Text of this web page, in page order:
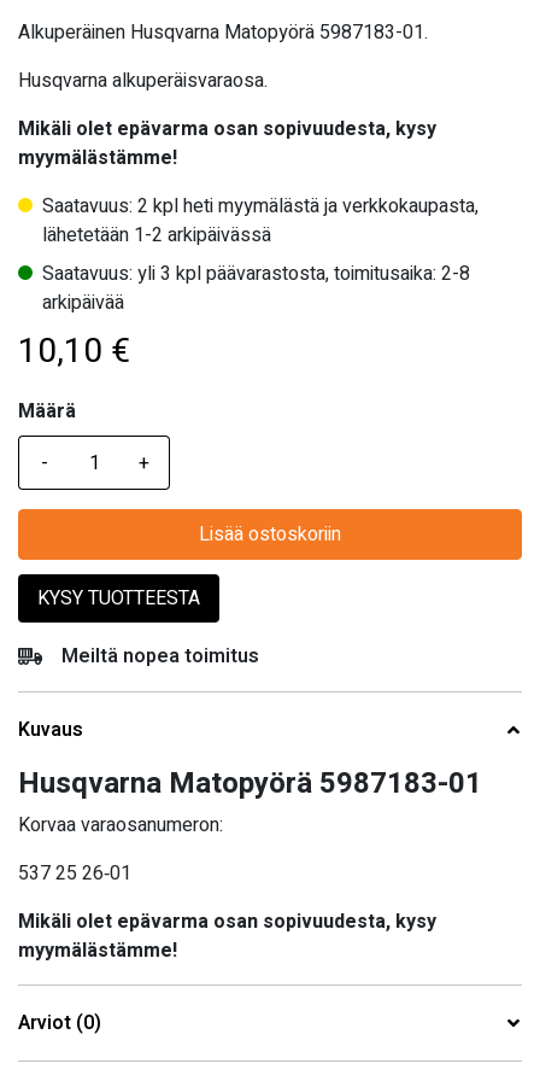
Alkuperäinen Husqvarna Matopyörä 5987183-01.
Husqvarna alkuperäisvaraosa.
Mikäli olet epävarma osan sopivuudesta, kysy
myymälästämme!
Saatavuus: 2 kpl heti myymälästä ja verkkokaupasta,
lähetetään 1-2 arkipäivässä
Saatavuus: yli 3 kpl päävarastosta, toimitusaika: 2-8
arkipäivää
10,10 €
Määrä
Määrä
Lisää ostoskoriin
KYSY TUOTTEESTA
Meiltä nopea toimitus
Kuvaus
Husqvarna Matopyörä 5987183-01
Korvaa varaosanumeron:
537 25 26‑01
Mikäli olet epävarma osan sopivuudesta, kysy
myymälästämme!
Arviot (0)